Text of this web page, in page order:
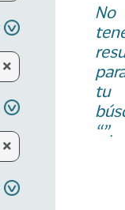
No
tu
“”.